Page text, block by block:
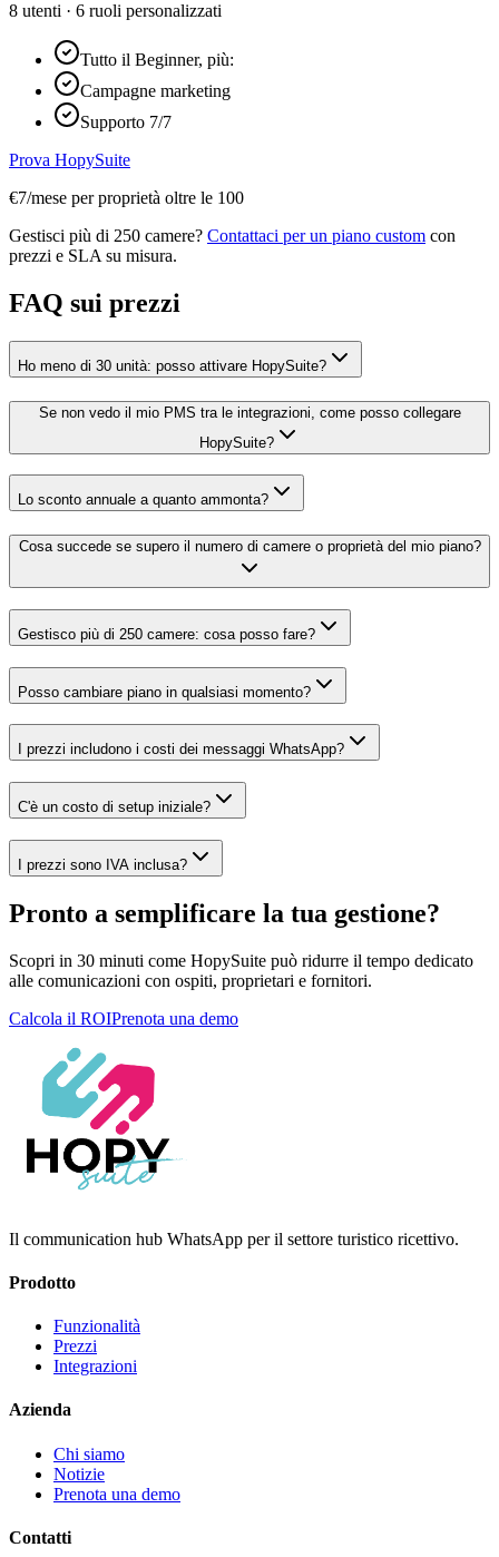
8 utenti · 6 ruoli personalizzati
Tutto il Beginner, più:
Campagne marketing
Supporto 7/7
Prova HopySuite
€7/mese per proprietà oltre le 100
Gestisci più di 250 camere? Contattaci per un piano custom con
prezzi e SLA su misura.
FAQ sui prezzi
Ho meno di 30 unità: posso attivare HopySuite?
Se non vedo il mio PMS tra le integrazioni, come posso collegare
HopySuite?
Lo sconto annuale a quanto ammonta?
Cosa succede se supero il numero di camere o proprietà del mio piano?
Gestisco più di 250 camere: cosa posso fare?
Posso cambiare piano in qualsiasi momento?
I prezzi includono i costi dei messaggi WhatsApp?
C'è un costo di setup iniziale?
I prezzi sono IVA inclusa?
Pronto a semplificare la tua gestione?
Scopri in 30 minuti come HopySuite può ridurre il tempo dedicato
alle comunicazioni con ospiti, proprietari e fornitori.
Calcola il ROIPrenota una demo
Il communication hub WhatsApp per il settore turistico ricettivo.
Prodotto
Funzionalità
Prezzi
Integrazioni
Azienda
Chi siamo
Notizie
Prenota una demo
Contatti